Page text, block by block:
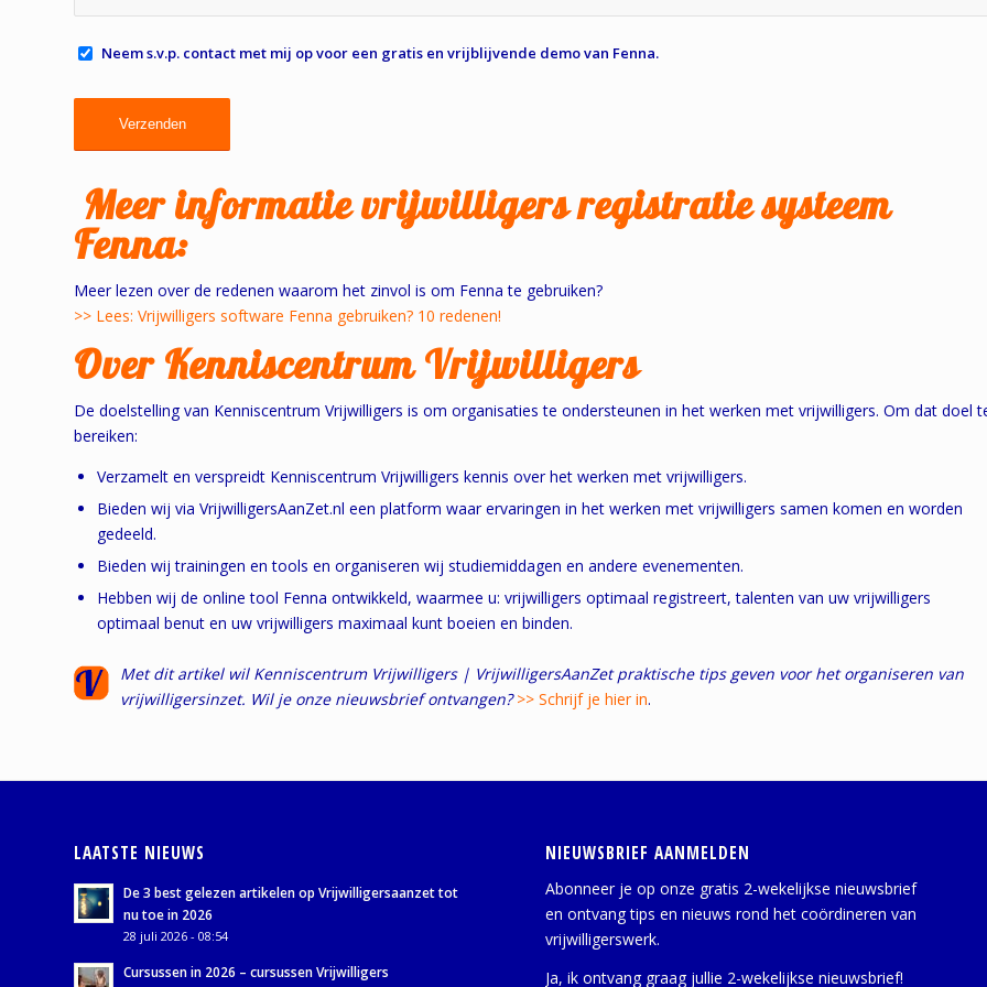
Neem s.v.p. contact met mij op voor een gratis en vrijblijvende demo van Fenna.
Meer informatie vrijwilligers registratie systeem
Fenna:
Meer lezen over de redenen waarom het zinvol is om Fenna te gebruiken?
>> Lees: Vrijwilligers software Fenna gebruiken? 10 redenen!
Over Kenniscentrum Vrijwilligers
De doelstelling van Kenniscentrum Vrijwilligers is om organisaties te ondersteunen in het werken met vrijwilligers. Om dat doel
bereiken:
Verzamelt en verspreidt Kenniscentrum Vrijwilligers kennis over het werken met vrijwilligers.
Bieden wij via VrijwilligersAanZet.nl een platform waar ervaringen in het werken met vrijwilligers samen komen en worden
gedeeld.
Bieden wij trainingen en tools en organiseren wij studiemiddagen en andere evenementen.
Hebben wij de online tool Fenna ontwikkeld, waarmee u: vrijwilligers optimaal registreert, talenten van uw vrijwilligers
optimaal benut en uw vrijwilligers maximaal kunt boeien en binden.
Met dit artikel wil Kenniscentrum Vrijwilligers | VrijwilligersAanZet praktische tips geven voor het organiseren van
vrijwilligersinzet. Wil je onze nieuwsbrief ontvangen?>> Schrijf je hier in.
LAATSTE NIEUWS
De 3 best gelezen artikelen op Vrijwilligersaanzet tot
nu toe in 2026
28 juli 2026 - 08:54
Cursussen in 2026 – cursussen Vrijwilligers
NIEUWSBRIEF AANMELDEN
Abonneer je op onze gratis 2-wekelijkse nieuwsbrief
en ontvang tips en nieuws rond het coördineren van
vrijwilligerswerk.
Ja, ik ontvang graag jullie 2-wekelijkse nieuwsbrief!